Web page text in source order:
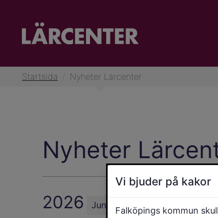
Startsida Nyheter Lärcenter
Nyheter
2026 Juni Maj April
Vi bjuder på kakor
Falköpings kommun